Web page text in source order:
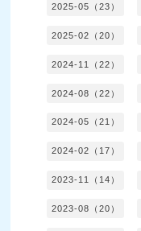
2025-05（23）
2025-02（20）
2024-11（22）
2024-08（22）
2024-05（21）
2024-02（17）
2023-11（14）
2023-08（20）